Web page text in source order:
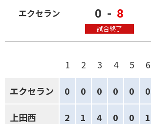
エクセラン 0 - 8
試合終了
1 2 3 4 5 6
エクセラン 0 0 0 0 0 0
上田西 2 1 4 0 0 1